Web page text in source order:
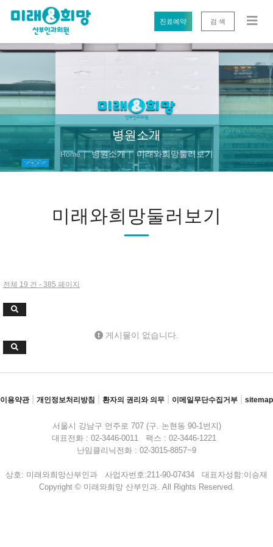
진료예약 검 색
병원소개
Home 병원소개 미래와희망둘러보기
미래와희망둘러보기
전체 19 건 - 385 페이지
게시물이 없습니다.
이용약관 개인정보처리방침 환자의 권리와 의무 이메일무단수집거부 sitemap
서울시 강남구 언주로 707 (구. 논현동 90-1번지)
대표전화 : 02-3446-0011 팩스 : 02-3446-1221
난임클리닉전화 : 02-3015-8857~9
상호: 미래와희망산부인과 사업자번호:211-90-07434 대표자성함:이승재
Copyright © 미래와희망 산부인과. All Rights Reserved.